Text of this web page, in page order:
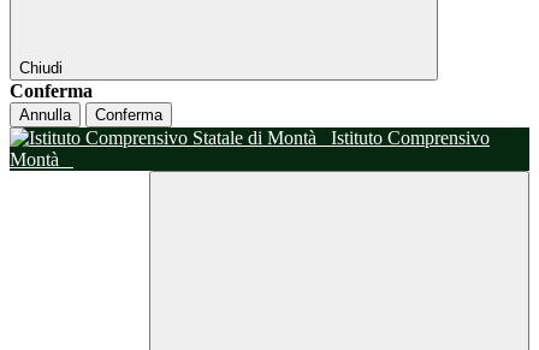
Chiudi
Conferma
Annulla Conferma
Istituto Comprensivo
Montà